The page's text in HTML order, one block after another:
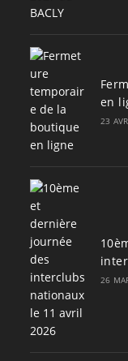
en
23
26